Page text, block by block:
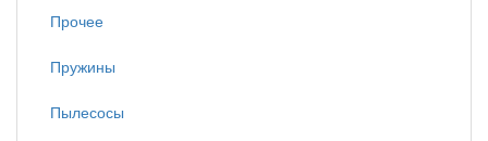
Прочее
Пружины
Пылесосы